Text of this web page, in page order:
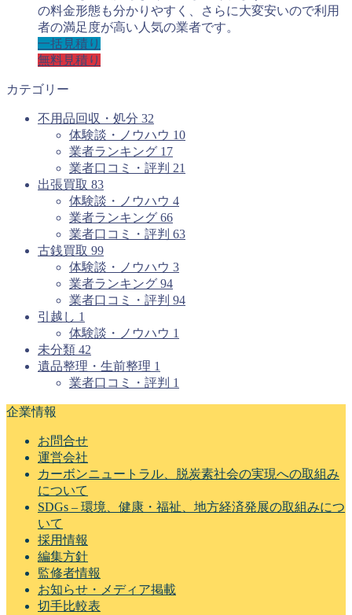
の料金形態も分かりやすく、さらに大変安いので利用
者の満足度が高い人気の業者です。
一括見積り
無料見積り
カテゴリー
不用品回収・処分 32
体験談・ノウハウ 10
業者ランキング 17
業者口コミ・評判 21
出張買取 83
体験談・ノウハウ 4
業者ランキング 66
業者口コミ・評判 63
古銭買取 99
体験談・ノウハウ 3
業者ランキング 94
業者口コミ・評判 94
引越し 1
体験談・ノウハウ 1
未分類 42
遺品整理・生前整理 1
業者口コミ・評判 1
企業情報
お問合せ
運営会社
カーボンニュートラル、脱炭素社会の実現への取組み
について
SDGs – 環境、健康・福祉、地方経済発展の取組みにつ
いて
採用情報
編集方針
監修者情報
お知らせ・メディア掲載
切手比較表